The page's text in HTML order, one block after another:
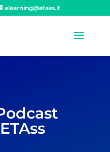
elearning@etass.it